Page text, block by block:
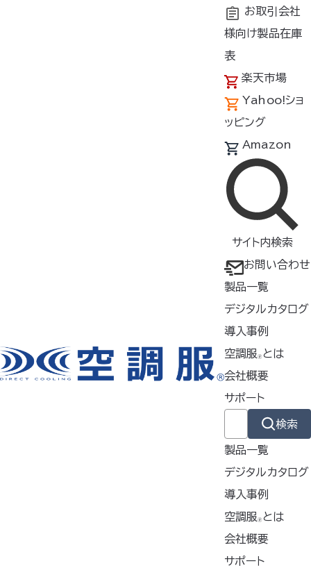
お取引会社
様向け製品在庫
表
楽天市場
Yahoo!ショ
ッピング
Amazon
サイト内検索
お問い合わせ
製品一覧
デジタルカタログ
導入事例
空調服🄬 とは
会社概要
サポート
検索
製品一覧
デジタルカタログ
導入事例
導入事例
共同開発
工場シミュレーシ
空調服🄬 とは
空調服 ®とは
開発秘話
会社概要
企業理念
サポート
ウェア
半袖ブルゾン（横フ
KU92322
帯電防止・制電
▸ JIS T8118 帯電防止規格適
農業・林業
工場・事務 物流業
シルバー、ブラック、ネイビー